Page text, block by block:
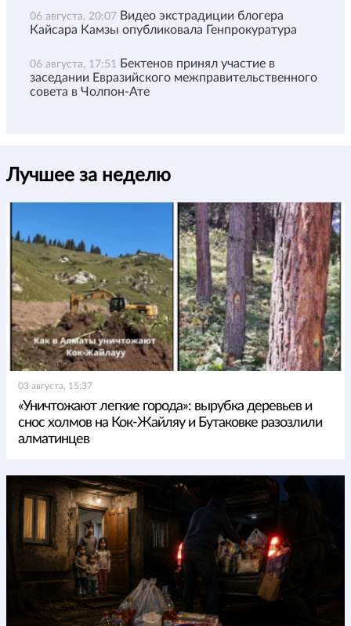
06 августа, 20:07 Видео экстрадиции блогера
Кайсара Камзы опубликовала Генпрокуратура
06 августа, 17:51 Бектенов принял участие в
заседании Евразийского межправительственного
совета в Чолпон-Ате
Лучшее за неделю
03 августа, 15:37
«Уничтожают легкие города»: вырубка деревьев и
снос холмов на Кок-Жайляу и Бутаковке разозлили
алматинцев